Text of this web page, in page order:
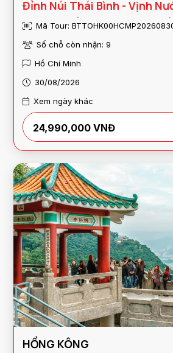
Đỉnh Núi Thái Bình - Vịnh
Ngôi Sao (Vietnam Airlines)
Mã Tour:
Số chỗ còn nhận: 9
Hồ Chí Minh
30/08/2026
Xem ngày khác
24,990,000 VNĐ
HỒNG KÔNG